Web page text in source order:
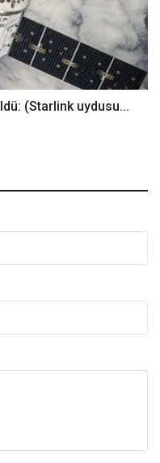
(Starlink uydusu...